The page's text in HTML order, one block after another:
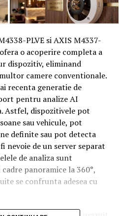
PLVE si AXIS M4337-
o acoperire completa a
dispozitiv, eliminand
camere conventionale.
recenta generatie de
pentru analize AI
Astfel, dispozitivele pot
sau vehicule, pot
definite sau pot detecta
nevoie de un server separat
de analiza sunt
panoramice la 360°,
se confrunta adesea cu